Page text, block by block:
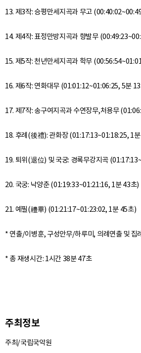
13. 제3작: 승평만세지곡과 무고
14. 제4작: 표정만방지곡과 향발무
15. 제5작: 천년만세지곡과 학무
16. 제6작: 연화대무 (01:01:12~01:06:25, 5분
17. 제7작: 송구여지곡과 수연장무,처용무
18. 후례(後禮): 관화장 (01:17:13~01:18:25, 1
19. 퇴위(退位) 및 국궁: 경록무강지곡
20. 국궁: 낙양춘 (01:19:33~01:21:16, 1분 43초)
21. 예필(禮畢) (01:21:17~01:23:02, 1분 45초)
* 연출/이병훈, 구성안무/하루미, 의례연출 및 집
* 총 재생시간: 1시간 38분 47초
주최정보
주최/국립국악원